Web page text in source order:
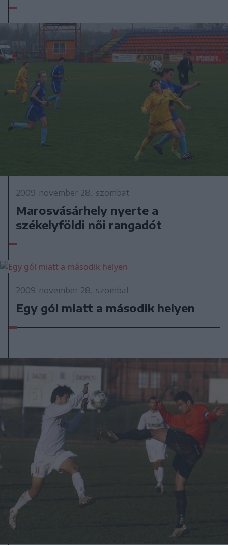
2009. november 28., szombat
Marosvásárhely nyerte a
székelyföldi női rangadót
2009. november 28., szombat
Egy gól miatt a második helyen